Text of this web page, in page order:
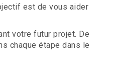
est de vous aider
votre futur projet. De
chaque étape dans le